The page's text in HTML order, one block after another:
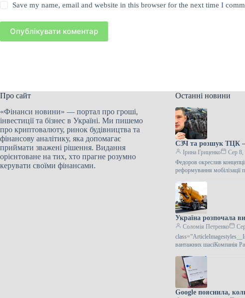
Save my name, email and website in this browser for the next time I
Опублікувати коментар
Про сайт
«Фінанси новини» — портал про гроші,
інвестиції та бізнес в Україні. Ми пишемо
про криптовалюту, ринок будівництва та
фінансову аналітику, яка допомагає
приймати зважені рішення. Видання
орієнтоване на тих, хто прагне розумно
керувати своїми фінансами.
Останні новини
СЗЧ та розшук ТЦК –
Ірина Гриценко
Сер 8,
Федоров окреслив
реформування мобілізації
Україна розпочала
Соломія Петренко
вантажних шасіКомпанія
Google пояснила,